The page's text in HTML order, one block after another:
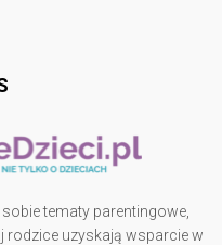
tematy parentingowe,
rodzice uzyskają wsparcie w